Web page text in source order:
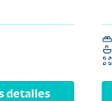
detalles